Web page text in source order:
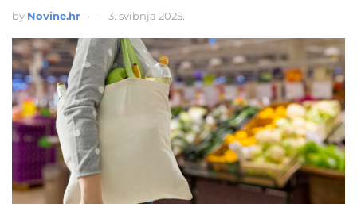
by Novine.hr 3. svibnja 2025.